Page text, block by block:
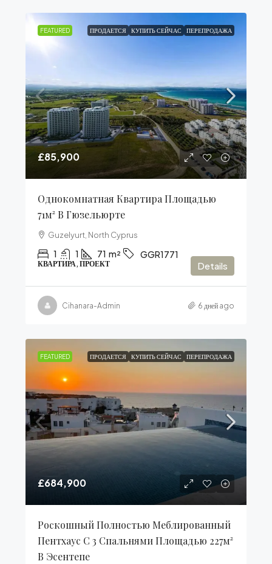
FEATURED ПРОДАЕТСЯ КУПИТЬ СЕЙЧАС ПЕРЕПРОДАЖА
£85,900
Однокомнатная Квартира Площадью
71м² В Гюзельюрте
Guzelyurt, North Cyprus
1 1 71 m² GGR1771
КВАРТИРА, ПРОЕКТ Details
Cihanara-Admin 6 дней ago
FEATURED ПРОДАЕТСЯ КУПИТЬ СЕЙЧАС ПЕРЕПРОДАЖА
£684,900
Роскошный Полностью Меблированный
Пентхаус С 3 Спальнями Площадью 227м²
В Эсентепе